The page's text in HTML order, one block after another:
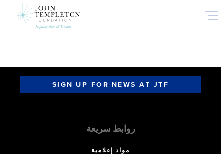
SIGN UP FOR NEWS AT JTF
روابط سريعة
مواد إعلامية